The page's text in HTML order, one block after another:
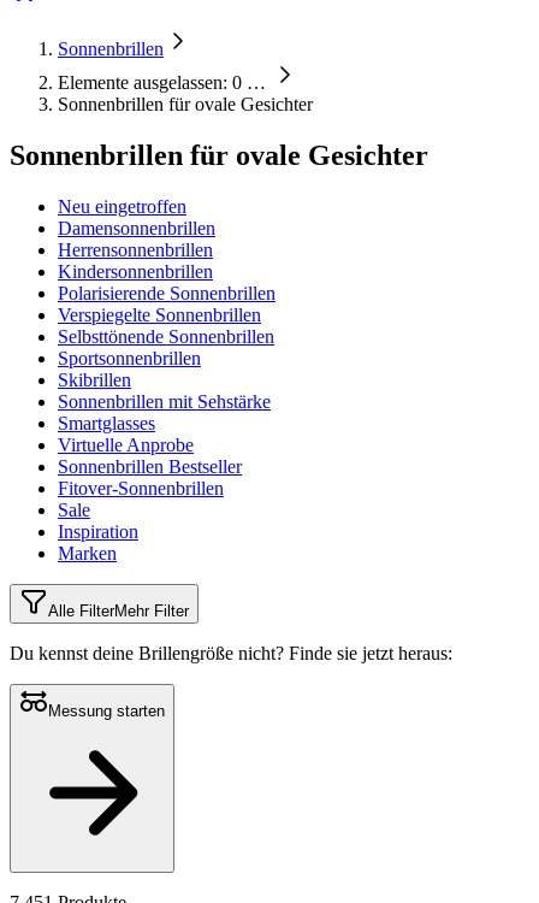
Sonnenbrillen
Elemente ausgelassen: 0 …
Sonnenbrillen für ovale Gesichter
Sonnenbrillen für ovale Gesichter
Neu eingetroffen
Damensonnenbrillen
Herrensonnenbrillen
Kindersonnenbrillen
Polarisierende Sonnenbrillen
Verspiegelte Sonnenbrillen
Selbsttönende Sonnenbrillen
Sportsonnenbrillen
Skibrillen
Sonnenbrillen mit Sehstärke
Smartglasses
Virtuelle Anprobe
Sonnenbrillen Bestseller
Fitover-Sonnenbrillen
Sale
Inspiration
Marken
Alle FilterMehr Filter
Du kennst deine Brillengröße nicht? Finde sie jetzt heraus:
Messung starten